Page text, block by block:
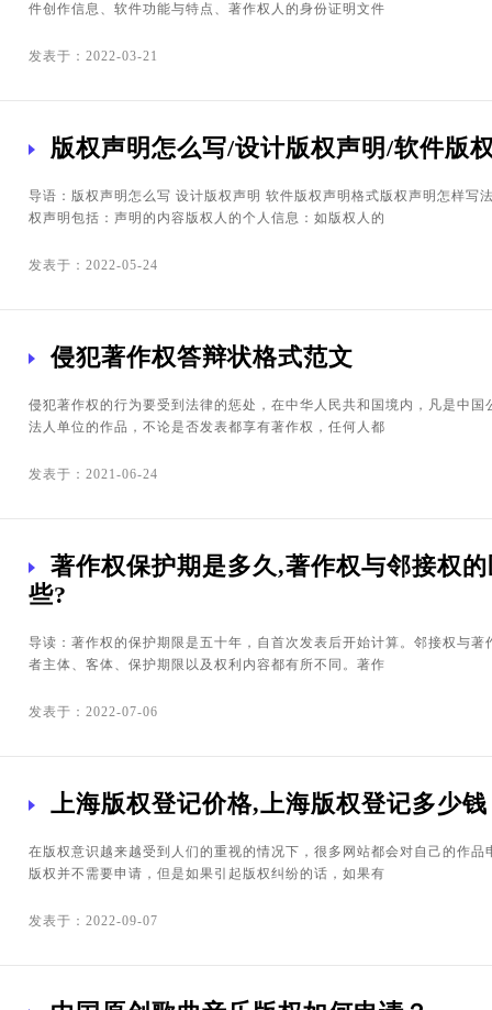
件创作信息、软件功能与特点、著作权人的身份证明文件
发表于：2022-03-21
版权声明怎么写/设计版权声明/软件版
导语：版权声明怎么写 设计版权声明 软件版权声明格式版权声明怎样写
权声明包括：声明的内容版权人的个人信息：如版权人的
发表于：2022-05-24
侵犯著作权答辩状格式范文
侵犯著作权的行为要受到法律的惩处，在中华人民共和国境内，凡是中国
法人单位的作品，不论是否发表都享有著作权，任何人都
发表于：2021-06-24
著作权保护期是多久,著作权与邻接权
些?
导读：著作权的保护期限是五十年，自首次发表后开始计算。邻接权与著
者主体、客体、保护期限以及权利内容都有所不同。著作
发表于：2022-07-06
上海版权登记价格,上海版权登记多少钱
在版权意识越来越受到人们的重视的情况下，很多网站都会对自己的作品
版权并不需要申请，但是如果引起版权纠纷的话，如果有
发表于：2022-09-07